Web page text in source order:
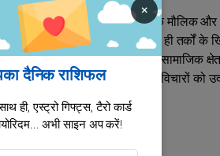
से संपन्न करता है। वह अत्यधिक मौलिक
अपनी स्वतंत्रता की रक्षा में अपनी ही तर्कों के
की कद्र करती हैं। जबकि वह सामाजिक
देती हैं, अपने क्रांतिकारी विचारों को
रूप से मिलते हैं।
×
दैनिक राशिफल
ही, एस्ट्रो गिफ्ट्स, टैरो कार्ड
अभी साइन अप करें!